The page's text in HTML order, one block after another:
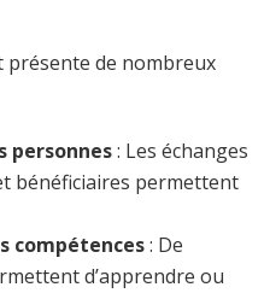
présente de nombreux
personnes: Les échanges
bénéficiaires permettent
compétences: De
d’apprendre ou